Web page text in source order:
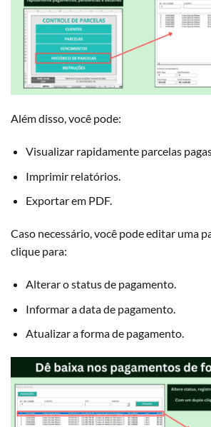
Além disso, você pode:
Visualizar rapidamente parcelas
Imprimir relatórios.
Exportar em PDF.
Caso necessário, você pode editar uma
clique para:
Alterar o status de pagamento.
Informar a data de pagamento.
Atualizar a forma de pagamento.